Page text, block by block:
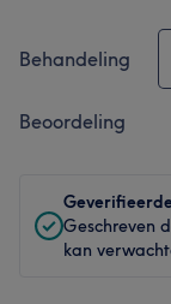
Behandeling
Beoordeling
Geschreven
kan